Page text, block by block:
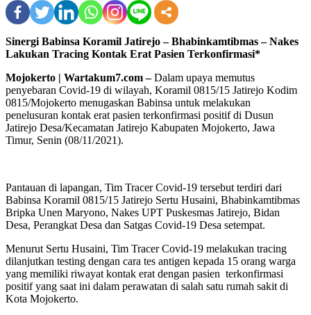
Sinergi Babinsa Koramil Jatirejo – Bhabinkamtibmas – Nakes
Lakukan Tracing Kontak Erat Pasien Terkonfirmasi*
Mojokerto | Wartakum7.com –Dalam upaya memutus
penyebaran Covid-19 di wilayah, Koramil 0815/15 Jatirejo Kodim
0815/Mojokerto menugaskan Babinsa untuk melakukan
penelusuran kontak erat pasien terkonfirmasi positif di Dusun
Jatirejo Desa/Kecamatan Jatirejo Kabupaten Mojokerto, Jawa
Timur, Senin (08/11/2021).
Pantauan di lapangan, Tim Tracer Covid-19 tersebut terdiri dari
Babinsa Koramil 0815/15 Jatirejo Sertu Husaini, Bhabinkamtibmas
Bripka Unen Maryono, Nakes UPT Puskesmas Jatirejo, Bidan
Desa, Perangkat Desa dan Satgas Covid-19 Desa setempat.
Menurut Sertu Husaini, Tim Tracer Covid-19 melakukan tracing
dilanjutkan testing dengan cara tes antigen kepada 15 orang warga
yang memiliki riwayat kontak erat dengan pasien terkonfirmasi
positif yang saat ini dalam perawatan di salah satu rumah sakit di
Kota Mojokerto.